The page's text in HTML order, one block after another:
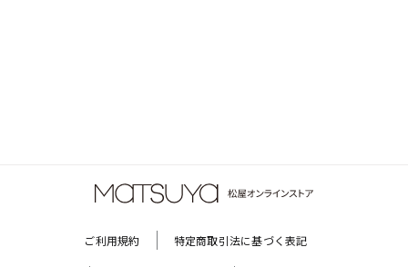
ご利用規約 特定商取引法に基づく表記